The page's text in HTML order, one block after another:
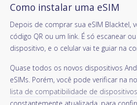
Como instalar uma eSIM
Depois de comprar sua eSIM Blacktel,
código QR ou um link. É só escanear
dispositivo, e o celular vai te guiar na
Quase todos os novos dispositivos
eSIMs. Porém, você pode verificar na
lista de compatibilidade de dispositivos
constantemente atualizada, para